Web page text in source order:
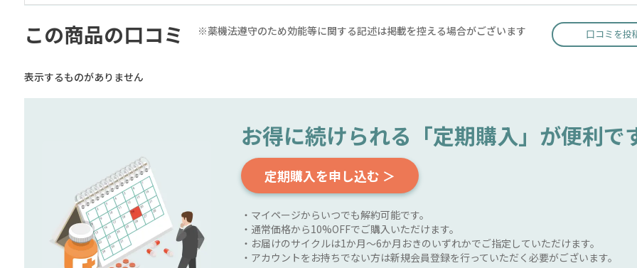
この商品の口コミ ※薬機法遵守のため効能等に関する記述は掲載を控える場合がございます 口コミを投
表示するものがありません
お得に続けられる 「定期購入」が便利で
定期購入を申し込む ＞
・マイページからいつでも解約可能です。
・通常価格から10%OFFでご購入いただけます。
・お届けのサイクルは1か月～6か月おきのいずれかでご指定していただけます。
・アカウントをお持ちでない方は新規会員登録を行っていただく必要がございます。